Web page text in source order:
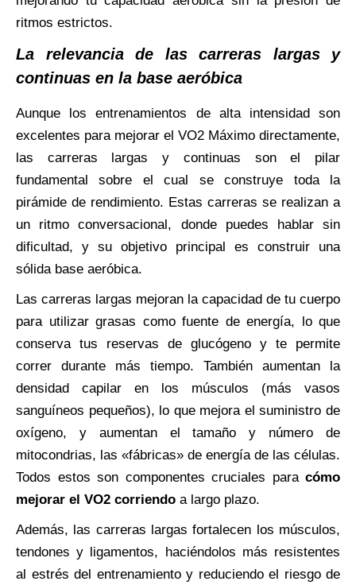
ritmos estrictos.
La relevancia de las carreras largas y
continuas en la base aeróbica
Aunque los entrenamientos de alta intensidad son
excelentes para mejorar el VO2 Máximo directamente,
las carreras largas y continuas son el pilar
fundamental sobre el cual se construye toda la
pirámide de rendimiento. Estas carreras se realizan a
un ritmo conversacional, donde puedes hablar sin
dificultad, y su objetivo principal es construir una
sólida base aeróbica.
Las carreras largas mejoran la capacidad de tu cuerpo
para utilizar grasas como fuente de energía, lo que
conserva tus reservas de glucógeno y te permite
correr durante más tiempo. También aumentan la
densidad capilar en los músculos (más vasos
sanguíneos pequeños), lo que mejora el suministro de
oxígeno, y aumentan el tamaño y número de
mitocondrias, las «fábricas» de energía de las células.
Todos estos son componentes cruciales para cómo
mejorar el VO2 corriendo a largo plazo.
Además, las carreras largas fortalecen los músculos,
tendones y ligamentos, haciéndolos más resistentes
al estrés del entrenamiento y reduciendo el riesgo de